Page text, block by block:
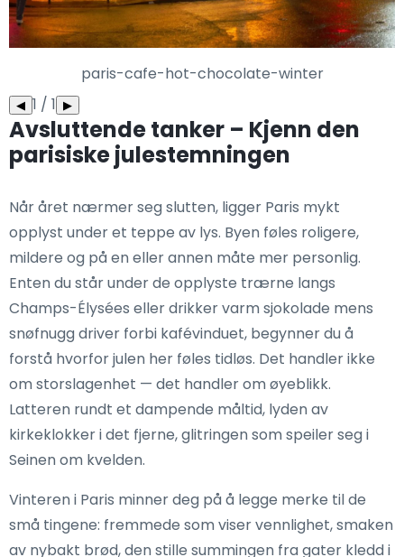
paris-cafe-hot-chocolate-winter
◀ 1 / 1 ▶
Avsluttende tanker – Kjenn den
parisiske julestemningen
Når året nærmer seg slutten, ligger Paris mykt
opplyst under et teppe av lys. Byen føles roligere,
mildere og på en eller annen måte mer personlig.
Enten du står under de opplyste trærne langs
Champs-Élysées eller drikker varm sjokolade mens
snøfnugg driver forbi kafévinduet, begynner du å
forstå hvorfor julen her føles tidløs. Det handler ikke
om storslagenhet — det handler om øyeblikk.
Latteren rundt et dampende måltid, lyden av
kirkeklokker i det fjerne, glitringen som speiler seg i
Seinen om kvelden.
Vinteren i Paris minner deg på å legge merke til de
små tingene: fremmede som viser vennlighet, smaken
av nybakt brød, den stille summingen fra gater kledd i